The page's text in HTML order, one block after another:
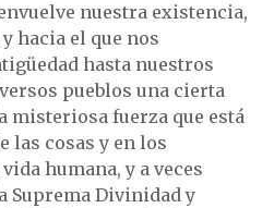
nuestra existencia,
hacia el que nos
hasta nuestros
pueblos una cierta
misteriosa fuerza que está
las cosas y en los
humana, y a veces
Suprema Divinidad y